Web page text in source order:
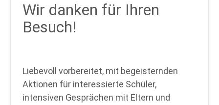
Wir danken für Ihren
Besuch!
Liebevoll vorbereitet, mit begeisternden
Aktionen für interessierte Schüler,
intensiven Gesprächen mit Eltern und